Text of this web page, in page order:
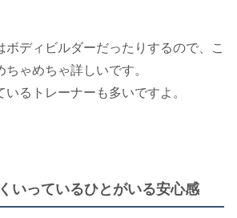
ボディビルダーだったりするので、こ
ゃめちゃ詳しいです。
るトレーナーも多いですよ。
いっているひとがいる安心感